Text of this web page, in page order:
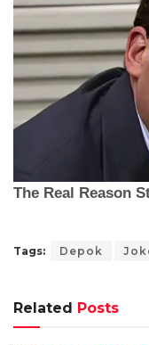
Tags: Depok
Related Posts